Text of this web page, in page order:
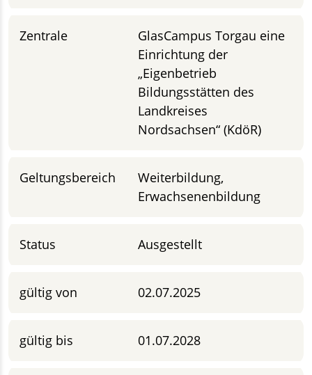
Zentrale
GlasCampus Torgau eine
Einrichtung der
„Eigenbetrieb
Bildungsstätten des
Landkreises
Nordsachsen“ (KdöR)
Geltungsbereich
Weiterbildung,
Erwachsenenbildung
Status Ausgestellt
gültig von 02.07.2025
gültig bis 01.07.2028